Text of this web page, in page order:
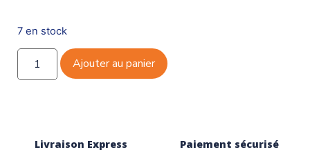
7 en stock
Ajouter au panier
Livraison Express Paiement sécurisé